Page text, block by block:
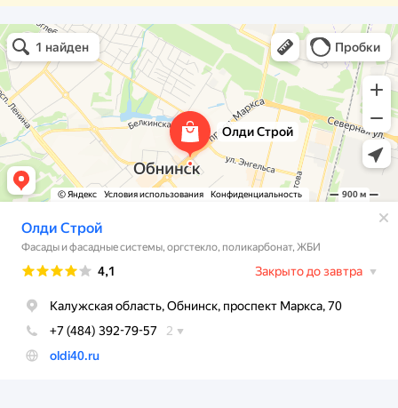
Олди Строй
Фасады и фасадные системы в Обнинске
Оргстекло, поликарбонат в Обнинске